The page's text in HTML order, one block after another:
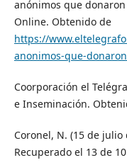
anónimos que
Online. Obtenido de
https://
anonimos-que-
Coorporación el
e Inseminación.
Coronel, N. (15 de julio
Recuperado el 13 de